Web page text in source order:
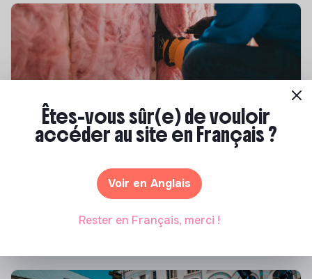
Top 8 des formations en rénovation
énergétique des bâtiments
Marianne Roussel• 21 janvier 2025
Êtes-vous sûr(e) de vouloir
accéder au site en Français ?
Voir en Anglais
Rester en Français, merci !